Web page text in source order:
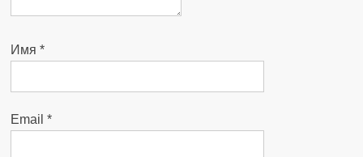
Имя*
Email*